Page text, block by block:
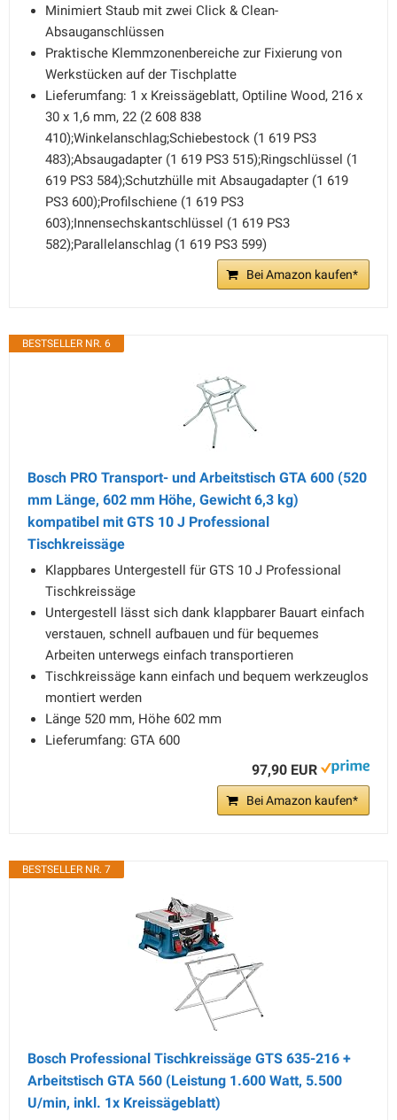
Minimiert Staub mit zwei Click & Clean-
Absauganschlüssen
Praktische Klemmzonenbereiche zur Fixierung von
Werkstücken auf der Tischplatte
Lieferumfang: 1 x Kreissägeblatt, Optiline Wood, 216 x
30 x 1,6 mm, 22 (2 608 838
410);Winkelanschlag;Schiebestock (1 619 PS3
483);Absaugadapter (1 619 PS3 515);Ringschlüssel (1
619 PS3 584);Schutzhülle mit Absaugadapter (1 619
PS3 600);Profilschiene (1 619 PS3
603);Innensechskantschlüssel (1 619 PS3
582);Parallelanschlag (1 619 PS3 599)
Bei Amazon kaufen*
BESTSELLER NR. 6
Bosch PRO Transport- und Arbeitstisch GTA 600 (520
mm Länge, 602 mm Höhe, Gewicht 6,3 kg)
kompatibel mit GTS 10 J Professional
Tischkreissäge
Klappbares Untergestell für GTS 10 J Professional
Tischkreissäge
Untergestell lässt sich dank klappbarer Bauart einfach
verstauen, schnell aufbauen und für bequemes
Arbeiten unterwegs einfach transportieren
Tischkreissäge kann einfach und bequem werkzeuglos
montiert werden
Länge 520 mm, Höhe 602 mm
Lieferumfang: GTA 600
97,90 EUR
Bei Amazon kaufen*
BESTSELLER NR. 7
Bosch Professional Tischkreissäge GTS 635-216 +
Arbeitstisch GTA 560 (Leistung 1.600 Watt, 5.500
U/min, inkl. 1x Kreissägeblatt)